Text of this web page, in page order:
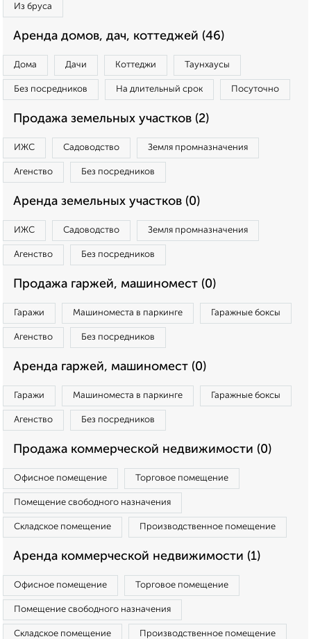
Из бруса
Аренда домов, дач, коттеджей (46)
Дома Дачи Коттеджи Таунхаусы
Без посредников На длительный срок Посуточно
Продажа земельных участков (2)
ИЖС Садоводство Земля промназначения
Агенство Без посредников
Аренда земельных участков (0)
ИЖС Садоводство Земля промназначения
Агенство Без посредников
Продажа гаржей, машиномест (0)
Гаражи Машиноместа в паркинге Гаражные боксы
Агенство Без посредников
Аренда гаржей, машиномест (0)
Гаражи Машиноместа в паркинге Гаражные боксы
Агенство Без посредников
Продажа коммерческой недвижимости (0)
Офисное помещение Торговое помещение
Помещение свободного назначения
Складское помещение Производственное помещение
Аренда коммерческой недвижимости (1)
Офисное помещение Торговое помещение
Помещение свободного назначения
Складское помещение Производственное помещение